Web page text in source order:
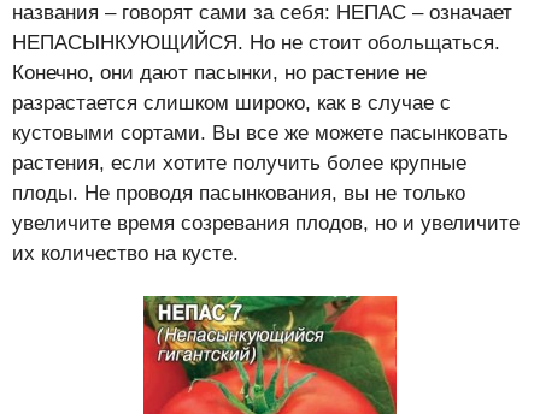
названия – говорят сами за себя: НЕПАС – означает
НЕПАСЫНКУЮЩИЙСЯ. Но не стоит обольщаться.
Конечно, они дают пасынки, но растение не
разрастается слишком широко, как в случае с
кустовыми сортами. Вы все же можете пасынковать
растения, если хотите получить более крупные
плоды. Не проводя пасынкования, вы не только
увеличите время созревания плодов, но и увеличите
их количество на кусте.